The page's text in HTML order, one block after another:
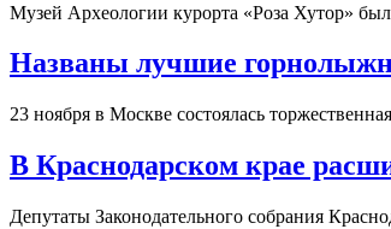
Музей Археологии курорта «Роза Хутор»
Названы лучшие
23 ноября в Москве состоялась
В Краснодарском крае
Депутаты Законодательного собрания